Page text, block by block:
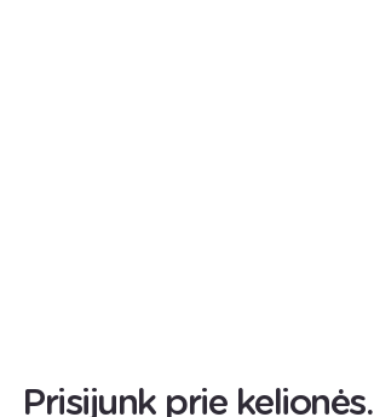
Prisijunk prie kelionės.